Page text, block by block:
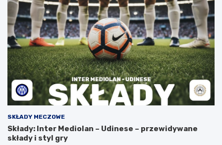
SKŁADY MECZOWE
Składy: Inter Mediolan – Udinese – przewidywane
składy i styl gry